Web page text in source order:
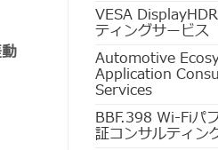
VESA
ティングサービス
Automotive
Application
Services
BBF.398 Wi-Fiパ
証コンサルティン